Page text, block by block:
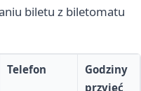
biletu z biletomatu
Telefon
Godziny
przyjęć